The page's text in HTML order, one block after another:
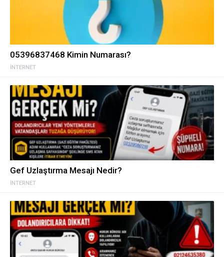
İNTERNET
05396837468 Kimin Numarası?
İNTERNET
Gef Uzlaştırma Mesajı Nedir?